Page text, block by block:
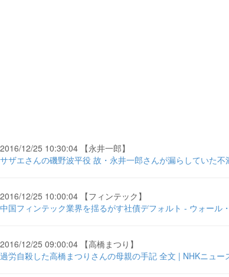
2016/12/25 10:30:04 【永井一郎】
サザエさんの磯野波平役 故・永井一郎さんが漏らしていた
2016/12/25 10:00:04 【フィンテック】
中国フィンテック業界を揺るがす社債デフォルト - ウォール
2016/12/25 09:00:04 【高橋まつり】
過労自殺した高橋まつりさんの母親の手記 全文 | NHKニュー